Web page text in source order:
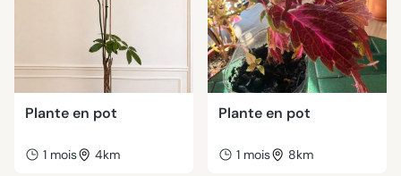
Plante en pot
1 mois 4km
Plante en pot
1 mois 8km